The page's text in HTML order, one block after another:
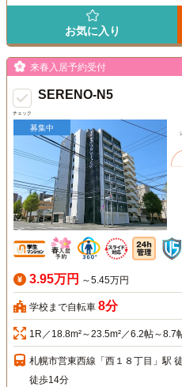
お気に入り
チェック
来春入居予約受付
SERENO-N5
募集中
3.95万円 ～5.45万円
学校まで自転車 8分
1R／18.8m²～23.5m²／6.2帖～8.7
札幌市営東西線「西１８丁目」駅
徒歩14分